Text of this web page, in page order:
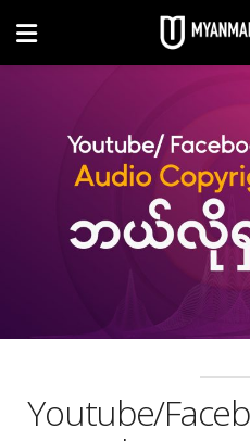
Youtube/